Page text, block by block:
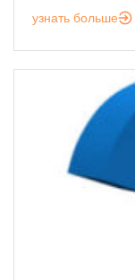
узнать больше